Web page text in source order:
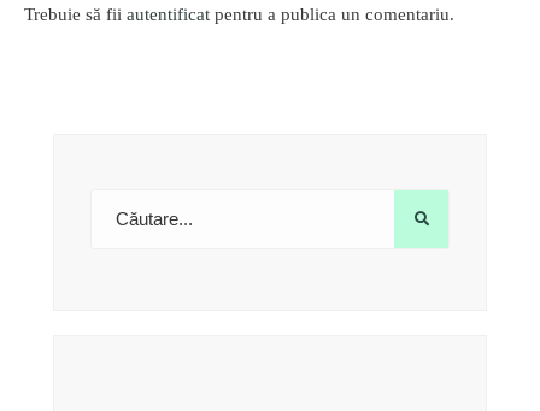
Trebuie să fii autentificat pentru a publica un comentariu.